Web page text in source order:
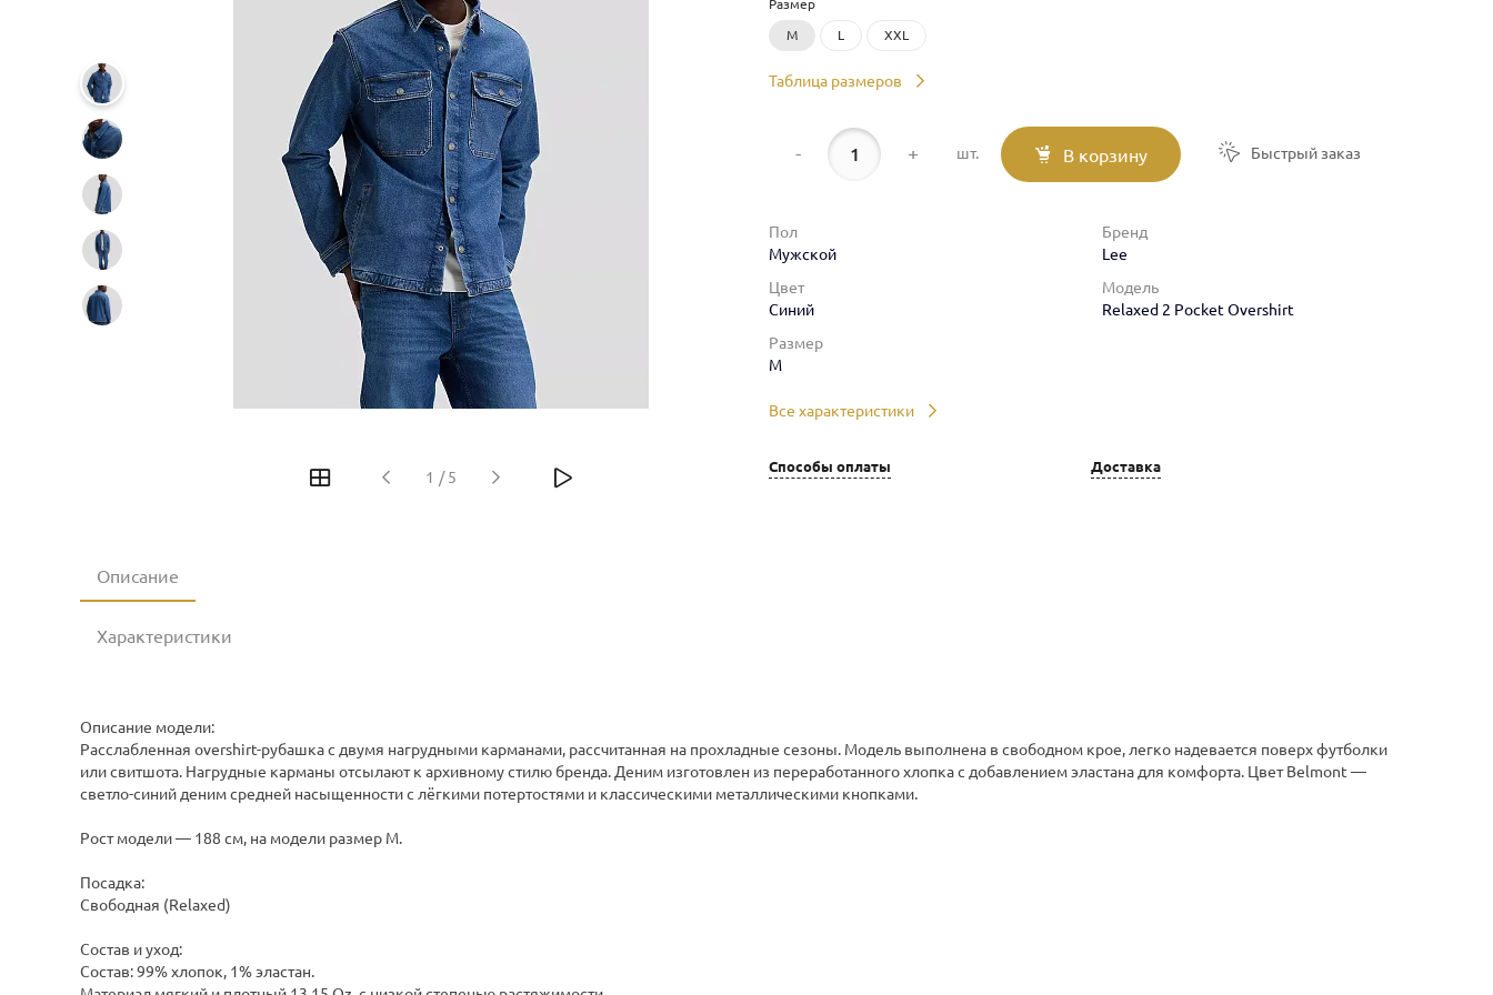
1 / 5
Размер
M L XXL
Таблица размеров
- + шт. В корзину Быстрый заказ
Пол
Мужской
Бренд
Lee
Цвет
Синий
Модель
Relaxed 2 Pocket Overshirt
Размер
M
Все характеристики
Способы оплаты Доставка
Описание
Характеристики
Описание модели:
Расслабленная overshirt-рубашка с двумя нагрудными карманами, рассчитанная на прохладные сезоны. Модель выполнена в свободном крое, легко надевается поверх футболки
или свитшота. Нагрудные карманы отсылают к архивному стилю бренда. Деним изготовлен из переработанного хлопка с добавлением эластана для комфорта. Цвет Belmont —
светло-синий деним средней насыщенности с лёгкими потертостями и классическими металлическими кнопками.
Рост модели — 188 см, на модели размер M.
Посадка:
Свободная (Relaxed)
Состав и уход:
Состав: 99% хлопок, 1% эластан.